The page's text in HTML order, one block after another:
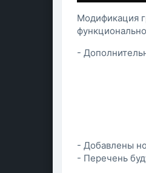
Модификация
-
- Добавлены
- Перечень